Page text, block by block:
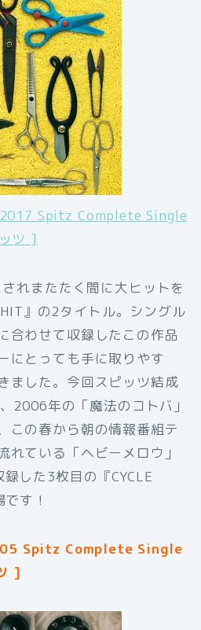
Spitz Complete Single
ツ ]
れまたたく間に大ヒットを
』の2タイトル。シングル
合わせて収録したこの作品
にとっても手に取りやす
ました。今回スピッツ結成
2006年の「魔法のコトバ」
この春から朝の情報番組テ
れている「ヘビーメロウ」
した3枚目の『CYCLE
す！
Spitz Complete Single
]